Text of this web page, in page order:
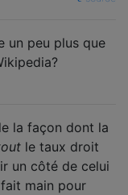
un peu plus que
la façon dont la
le taux droit
un côté de celui
main pour